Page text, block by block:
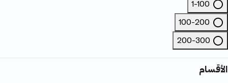
1-100
Refine by السعر: 1-100
100-200
Refine by السعر: 100-200
200-300
الأقسام